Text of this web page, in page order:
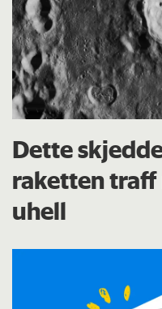
Dette
raketten traff
uhell